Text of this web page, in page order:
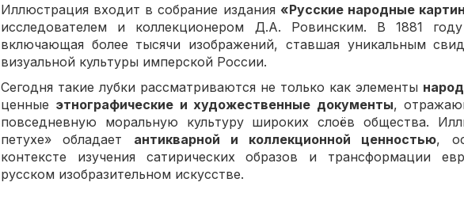
Иллюстрация входит в собрание издания «Русские народные
исследователем и коллекционером Д.А. Ровинским. В 1881
включающая более тысячи изображений, ставшая уникальным
визуальной культуры имперской России.
Сегодня такие лубки рассматриваются не только как элементы
ценные этнографические и художественные документы,
повседневную моральную культуру широких слоёв общества.
петухе» обладает антикварной и коллекционной ценностью,
контексте изучения сатирических образов и трансформации
русском изобразительном искусстве.